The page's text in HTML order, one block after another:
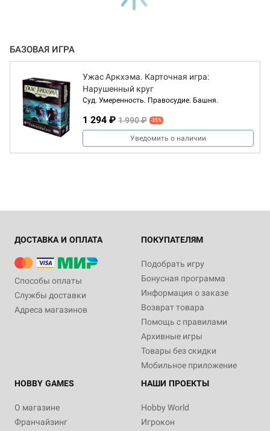
БАЗОВАЯ ИГРА
Ужас Аркхэма. Карточная игра:
Нарушенный круг
Суд. Умеренность. Правосудие. Башня.
1 294 ₽ 1 990 ₽ -35%
Уведомить о наличии
ДОСТАВКА И ОПЛАТА
Способы оплаты
Службы доставки
Адреса магазинов
ПОКУПАТЕЛЯМ
Подобрать игру
Бонусная программа
Информация о заказе
Возврат товара
Помощь с правилами
Архивные игры
Товары без скидки
Мобильное приложение
HOBBY GAMES
О магазине
Франчайзинг
НАШИ ПРОЕКТЫ
Hobby World
Игрокон